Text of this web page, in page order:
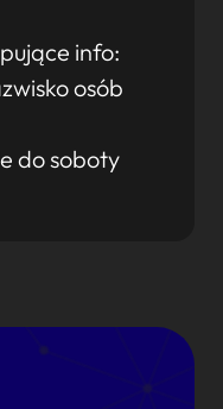
info:
osób
do soboty